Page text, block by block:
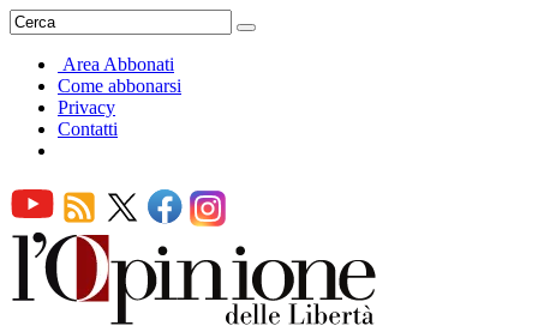
Area Abbonati
Come abbonarsi
Privacy
Contatti